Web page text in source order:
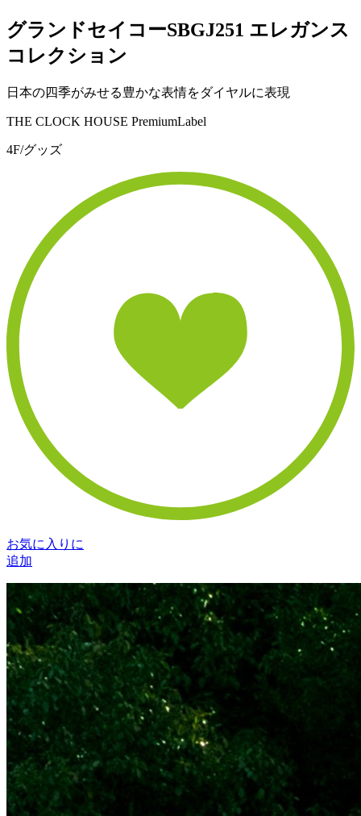
グランドセイコーSBGJ251 エレガンス
コレクション
日本の四季がみせる豊かな表情をダイヤルに表現
THE CLOCK HOUSE PremiumLabel
4F/グッズ
お気に入りに
追加